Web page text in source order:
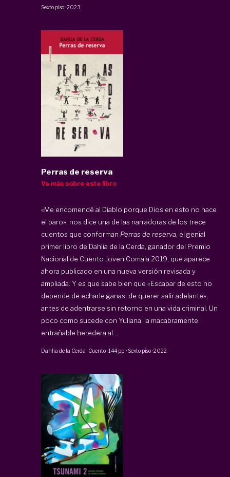
Sexto piso·2023
Perras de reserva
Ve más sobre este libro
«Me encomendé al Diablo porque Dios en esto no hace
el paro», nos dice una de las narradoras de los trece
cuentos que conforman Perras de reserva , el genial
primer libro de Dahlia de la Cerda, ganador del Premio
Nacional de Cuento Joven Comala 2019, que aparece
ahora publicado en una nueva versión revisada y
ampliada. Y es que sabe bien que «Escapar de esto no
depende de echarle ganas, de querer salir adelante»,
antes de adentrarse sin retorno en una vida criminal. Un
poco como sucede con Yuliana, la macabramente
entrañable heredera al ...
Dahlia de la Cerda · Cuento·144 pp ·Sexto piso·2022